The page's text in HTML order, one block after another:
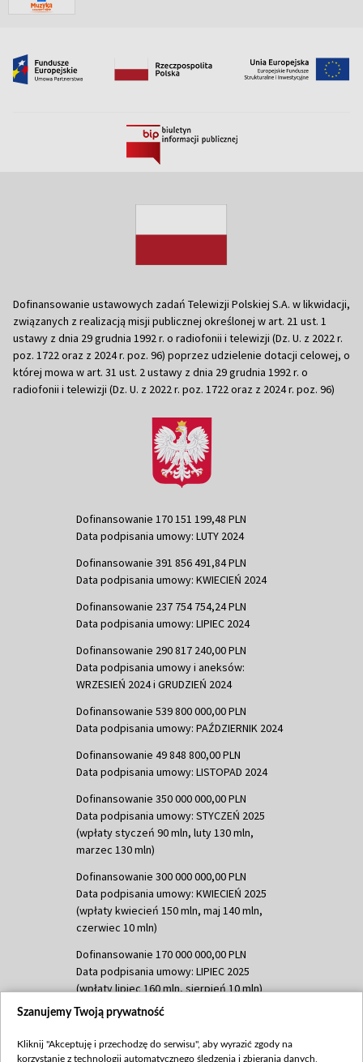
Dofinansowanie ustawowych zadań Telewizji Polskiej S.A. w likwidacji,
związanych z realizacją misji publicznej określonej w art. 21 ust. 1
ustawy z dnia 29 grudnia 1992 r. o radiofonii i telewizji (Dz. U. z 2022 r.
poz. 1722 oraz z 2024 r. poz. 96) poprzez udzielenie dotacji celowej, o
której mowa w art. 31 ust. 2 ustawy z dnia 29 grudnia 1992 r. o
radiofonii i telewizji (Dz. U. z 2022 r. poz. 1722 oraz z 2024 r. poz. 96)
Dofinansowanie 170 151 199,48 PLN
Data podpisania umowy: LUTY 2024
Dofinansowanie 391 856 491,84 PLN
Data podpisania umowy: KWIECIEŃ 2024
Dofinansowanie 237 754 754,24 PLN
Data podpisania umowy: LIPIEC 2024
Dofinansowanie 290 817 240,00 PLN
Data podpisania umowy i aneksów:
WRZESIEŃ 2024 i GRUDZIEŃ 2024
Dofinansowanie 539 800 000,00 PLN
Data podpisania umowy: PAŹDZIERNIK 2024
Dofinansowanie 49 848 800,00 PLN
Data podpisania umowy: LISTOPAD 2024
Dofinansowanie 350 000 000,00 PLN
Data podpisania umowy: STYCZEŃ 2025
(wpłaty styczeń 90 mln, luty 130 mln,
marzec 130 mln)
Dofinansowanie 300 000 000,00 PLN
Data podpisania umowy: KWIECIEŃ 2025
(wpłaty kwiecień 150 mln, maj 140 mln,
czerwiec 10 mln)
Dofinansowanie 170 000 000,00 PLN
Data podpisania umowy: LIPIEC 2025
(wpłaty lipiec 160 mln, sierpień 10 mln)
Dofinansowanie 60 000 000,00 PLN
(wpłata wrzesień 60 mln)
Szanujemy Twoją prywatność
Kliknij "Akceptuję i przechodzę do serwisu", aby wyrazić zgody na
korzystanie z technologii automatycznego śledzenia i zbierania danych,